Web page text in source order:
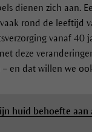
dienen zich aan.
rond de leeftijd
vanaf 40
deze
en dat willen we
huid behoefte aan